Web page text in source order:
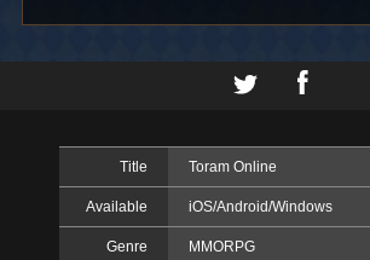
Title Toram Online
Available iOS/Android/Windows
Genre MMORPG